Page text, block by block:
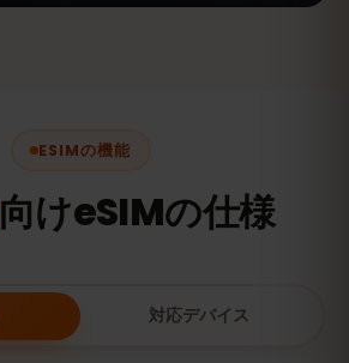
ESIMの機能
向けeSIMの仕様
対応デバイス